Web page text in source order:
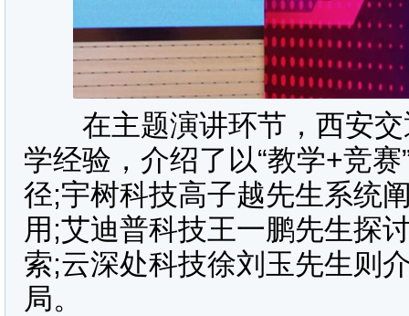
在主题演讲环节，西安交
学经验，介绍了以“教学+竞
径;宇树科技高子越先生系统
用;艾迪普科技王一鹏先生探
索;云深处科技徐刘玉先生则
局。